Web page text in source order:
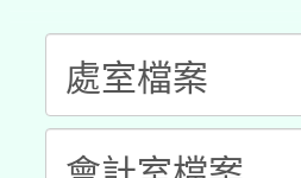
pilot」
有關大陸
薪期間赴
轉知經濟
業技術研
115年8月